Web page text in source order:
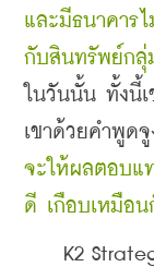
และมีธนาคาร
กับสินทรัพย์กลุ่
ในวันนั้น ทั้งนี้
เขาด้วยคำพูด
จะให้ผลตอบแ
ดี เกือบเหมือ
K2